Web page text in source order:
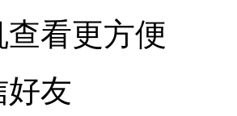
查看更方便
好友